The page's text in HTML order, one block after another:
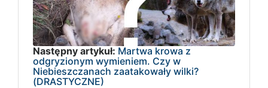
Następny artykuł: Martwa krowa z
odgryzionym wymieniem. Czy w
Niebieszczanach zaatakowały wilki?
(DRASTYCZNE)